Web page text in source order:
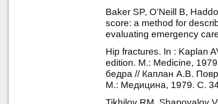
Baker SP, O’Neill B,
score: a method for
evaluating emergency
Hip fractures. In : Kaplan
edition. M.: Medicine,
бедра // Каплан А.В.
М.: Медицина, 1979. С.